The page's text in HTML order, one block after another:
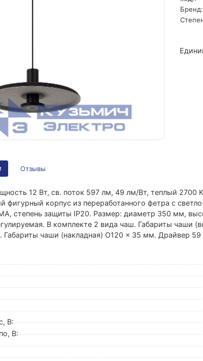
Бренд:
Отзывы
12 Вт, св. поток 597 лм, 49 лм/Вт, теплый 2700
фигурный корпус из переработанного фетра с
степень защиты IP20. Размер: диаметр 350 мм,
В комплекте 2 вида чаш. Габариты чаши
Габариты чаши (накладная) O120 x 35 мм. Драйвер 59
В:
В: